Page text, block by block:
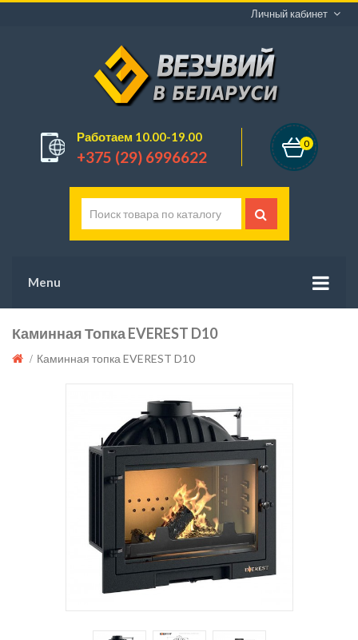
Личный кабинет
Работаем 10.00-19.00
+375 (29) 6996622
0
Menu
Каминная Топка EVEREST D10
Каминная топка EVEREST D10